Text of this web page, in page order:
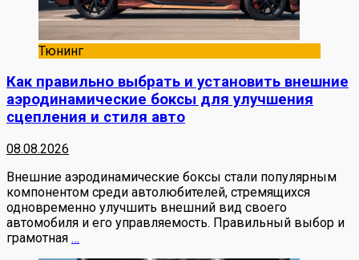
Тюнинг
Как правильно выбрать и установить внешние
аэродинамические боксы для улучшения
сцепления и стиля авто
08.08.2026
Внешние аэродинамические боксы стали популярным
компонентом среди автолюбителей, стремящихся
одновременно улучшить внешний вид своего
автомобиля и его управляемость. Правильный выбор и
грамотная …